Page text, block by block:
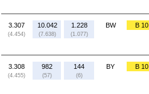
3.307
(4.454)
10.042
(7.638)
1.228
(1.077)
BW B 10
3.308
(4.455)
982
(57)
144
(6)
BY B 10